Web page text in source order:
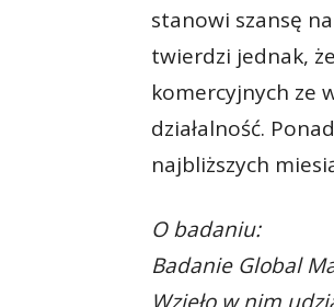
stanowi szansę
twierdzi jednak,
komercyjnych ze
działalność.
najbliższych
O badaniu:
Badanie Global